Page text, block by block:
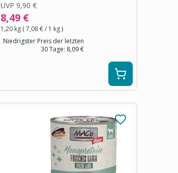
UVP 9,90 €
8,49 €
1,20 kg (7,08 €/ 1 kg)
Niedrigster Preis der letzten
30 Tage: 8,09 €